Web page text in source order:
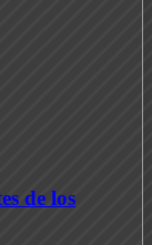
de los